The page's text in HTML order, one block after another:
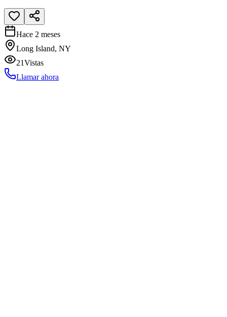
Hace 2 meses
Long Island, NY
21Vistas
Llamar ahora